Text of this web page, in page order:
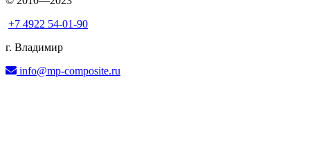
+7 4922 54-01-90
г. Владимир
info@mp-composite.ru